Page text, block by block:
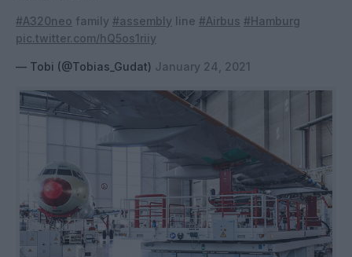
#A320neo family #assembly line #Airbus #Hamburg
pic.twitter.com/hQ5os1riiy
— Tobi (@Tobias_Gudat) January 24, 2021